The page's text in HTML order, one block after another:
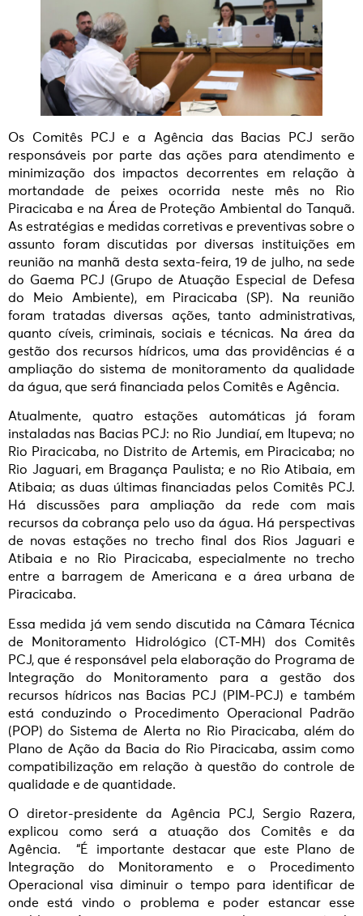
Os Comitês PCJ e a Agência das Bacias PCJ serão
responsáveis por parte das ações para atendimento e
minimização dos impactos decorrentes em relação à
mortandade de peixes ocorrida neste mês no Rio
Piracicaba e na Área de Proteção Ambiental do Tanquã.
As estratégias e medidas corretivas e preventivas sobre o
assunto foram discutidas por diversas instituições em
reunião na manhã desta sexta-feira, 19 de julho, na sede
do Gaema PCJ (Grupo de Atuação Especial de Defesa
do Meio Ambiente), em Piracicaba (SP). Na reunião
foram tratadas diversas ações, tanto administrativas,
quanto cíveis, criminais, sociais e técnicas. Na área da
gestão dos recursos hídricos, uma das providências é a
ampliação do sistema de monitoramento da qualidade
da água, que será financiada pelos Comitês e Agência.
Atualmente, quatro estações automáticas já foram
instaladas nas Bacias PCJ: no Rio Jundiaí, em Itupeva; no
Rio Piracicaba, no Distrito de Artemis, em Piracicaba; no
Rio Jaguari, em Bragança Paulista; e no Rio Atibaia, em
Atibaia; as duas últimas financiadas pelos Comitês PCJ.
Há discussões para ampliação da rede com mais
recursos da cobrança pelo uso da água. Há perspectivas
de novas estações no trecho final dos Rios Jaguari e
Atibaia e no Rio Piracicaba, especialmente no trecho
entre a barragem de Americana e a área urbana de
Piracicaba.
Essa medida já vem sendo discutida na Câmara Técnica
de Monitoramento Hidrológico (CT-MH) dos Comitês
PCJ, que é responsável pela elaboração do Programa de
Integração do Monitoramento para a gestão dos
recursos hídricos nas Bacias PCJ (PIM-PCJ) e também
está conduzindo o Procedimento Operacional Padrão
(POP) do Sistema de Alerta no Rio Piracicaba, além do
Plano de Ação da Bacia do Rio Piracicaba, assim como
compatibilização em relação à questão do controle de
qualidade e de quantidade.
O diretor-presidente da Agência PCJ, Sergio Razera,
explicou como será a atuação dos Comitês e da
Agência. “É importante destacar que este Plano de
Integração do Monitoramento e o Procedimento
Operacional visa diminuir o tempo para identificar de
onde está vindo o problema e poder estancar esse